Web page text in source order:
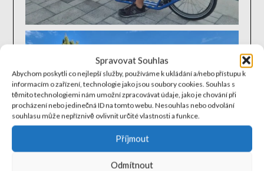
Spravovat Souhlas
Abychom poskytli co nejlepší služby, používáme k ukládání a/nebo přístupu k
informacím o zařízení, technologie jako jsou soubory cookies. Souhlas s
těmito technologiemi nám umožní zpracovávat údaje, jako je chování při
procházení nebo jedinečná ID na tomto webu. Nesouhlas nebo odvolání
souhlasu může nepříznivě ovlivnit určité vlastnosti a funkce.
Příjmout
Odmítnout